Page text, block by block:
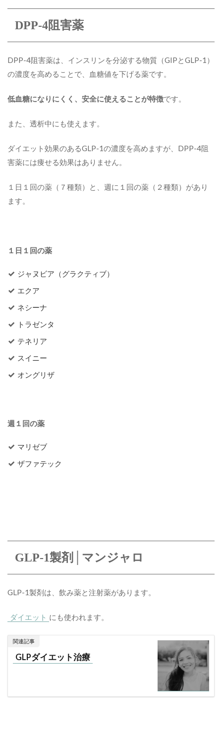
DPP-4阻害薬
DPP-4阻害薬は、インスリンを分泌する物質（GIPとGLP-1）
の濃度を高めることで、血糖値を下げる薬です。
低血糖になりにくく、安全に使えることが特徴です。
また、透析中にも使えます。
ダイエット効果のあるGLP-1の濃度を高めますが、DPP-4阻
害薬には痩せる効果はありません。
１日１回の薬（７種類）と、週に１回の薬（２種類）があり
ます。
１日１回の薬
ジャヌビア（グラクティブ）
エクア
ネシーナ
トラゼンタ
テネリア
スイニー
オングリザ
週１回の薬
マリゼブ
ザファテック
GLP-1製剤│マンジャロ
GLP-1製剤は、飲み薬と注射薬があります。
ダイエット にも使われます。
関連記事
GLPダイエット治療